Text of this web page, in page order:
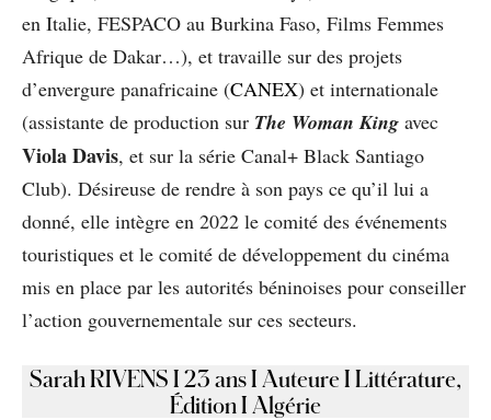
en Italie, FESPACO au Burkina Faso, Films Femmes
Afrique de Dakar…), et travaille sur des projets
d’envergure panafricaine (CANEX) et internationale
(assistante de production sur The Woman King avec
Viola Davis, et sur la série Canal+ Black Santiago
Club). Désireuse de rendre à son pays ce qu’il lui a
donné, elle intègre en 2022 le comité des événements
touristiques et le comité de développement du cinéma
mis en place par les autorités béninoises pour conseiller
l’action gouvernementale sur ces secteurs.
Sarah RIVENS I 23 ans I Auteure I Littérature,
Édition I Algérie